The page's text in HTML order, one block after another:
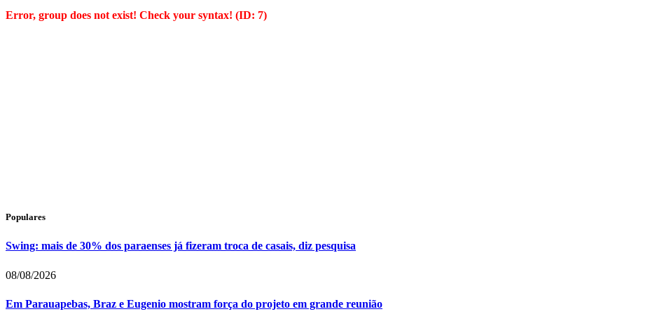
Error, group does not exist! Check your syntax! (ID: 7)
Populares
Swing: mais de 30% dos paraenses já fizeram troca de casais, diz pesquisa
08/08/2026
Em Parauapebas, Braz e Eugenio mostram força do projeto em grande reunião